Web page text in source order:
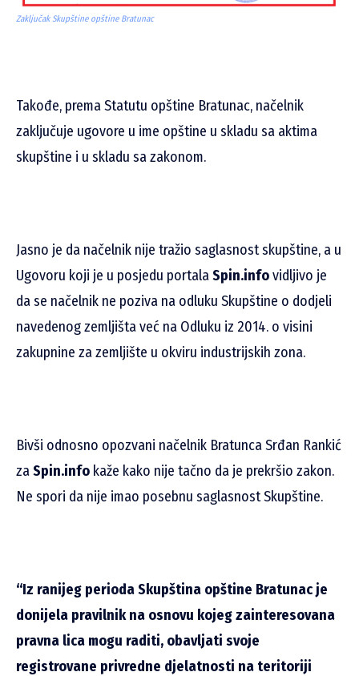
Zaključak Skupštine opštine Bratunac
Takođe, prema Statutu opštine Bratunac, načelnik
zaključuje ugovore u ime opštine u skladu sa aktima
skupštine i u skladu sa zakonom.
Jasno je da načelnik nije tražio saglasnost skupštine, a u
Ugovoru koji je u posjedu portalaSpin.infovidljivo je
da se načelnik ne poziva na odluku Skupštine o dodjeli
navedenog zemljišta već na Odluku iz 2014. o visini
zakupnine za zemljište u okviru industrijskih zona.
Bivši odnosno opozvani načelnik Bratunca Srđan Rankić
zaSpin.info kaže kako nije tačno da je prekršio zakon.
Ne spori da nije imao posebnu saglasnost Skupštine.
“Iz ranijeg perioda Skupština opštine Bratunac je
donijela pravilnik na osnovu kojeg zainteresovana
pravna lica mogu raditi, obavljati svoje
registrovane privredne djelatnosti na teritoriji